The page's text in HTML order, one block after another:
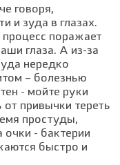
говоря,
и зуда в глазах.
процесс поражает
глаза. А из-за
нередко
– болезнью
- мойте руки
привычки тереть
простуды,
очки - бактерии
быстро и